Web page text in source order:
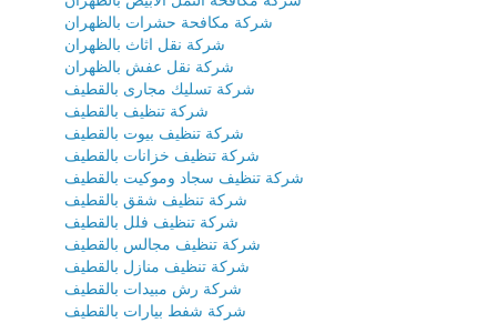
شركة مكافحة حشرات بالظهران
شركة نقل اثاث بالظهران
شركة نقل عفش بالظهران
شركة تسليك مجارى بالقطيف
شركة تنظيف بالقطيف
شركة تنظيف بيوت بالقطيف
شركة تنظيف خزانات بالقطيف
شركة تنظيف سجاد وموكيت بالقطيف
شركة تنظيف شقق بالقطيف
شركة تنظيف فلل بالقطيف
شركة تنظيف مجالس بالقطيف
شركة تنظيف منازل بالقطيف
شركة رش مبيدات بالقطيف
شركة شفط بيارات بالقطيف